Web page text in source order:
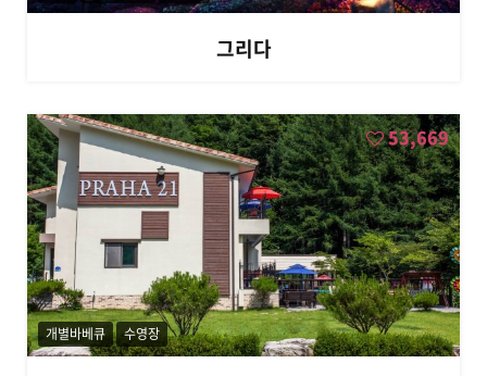
그리다
53,669
개별바베큐 수영장